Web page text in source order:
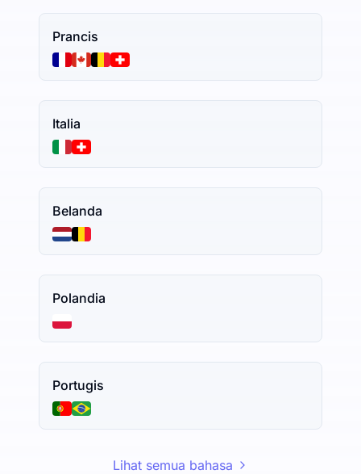
Prancis
Italia
Belanda
Polandia
Portugis
Lihat semua bahasa